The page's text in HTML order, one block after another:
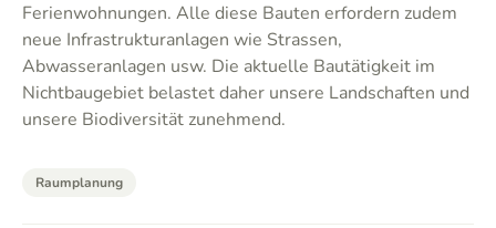
Ferienwohnungen. Alle diese Bauten erfordern zudem
neue Infrastrukturanlagen wie Strassen,
Abwasseranlagen usw. Die aktuelle Bautätigkeit im
Nichtbaugebiet belastet daher unsere Landschaften und
unsere Biodiversität zunehmend.
Raumplanung